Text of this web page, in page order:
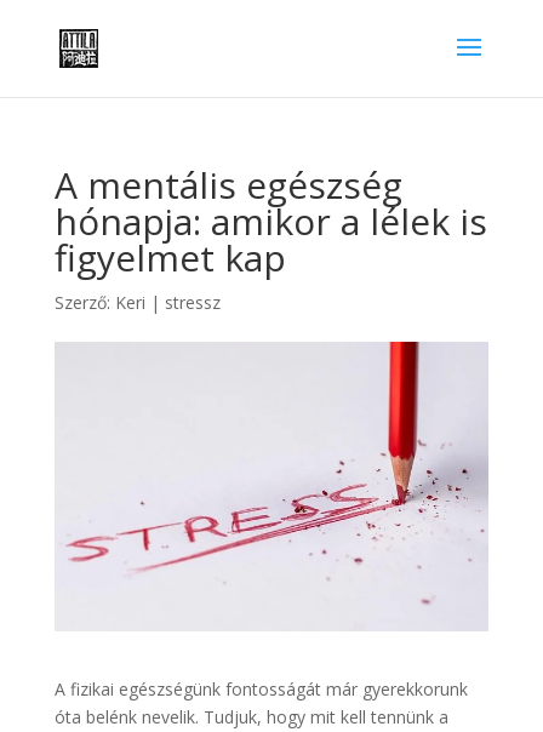
A mentális egészség
hónapja: amikor a lélek is
figyelmet kap
Szerző: Keri | stressz
A fizikai egészségünk fontosságát már gyerekkorunk
óta belénk nevelik. Tudjuk, hogy mit kell tennünk a